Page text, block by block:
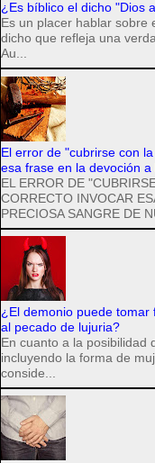
¿Es bíblico el dicho "Dios
Es un placer hablar sobre
dicho que refleja una
Au...
El error de "cubrirse con
esa frase en la devoción
EL ERROR DE
CORRECTO INVOCAR
PRECIOSA SANGRE DE
¿El demonio puede
al pecado de lujuria?
En cuanto a la posibilidad
incluyendo la forma de
conside...